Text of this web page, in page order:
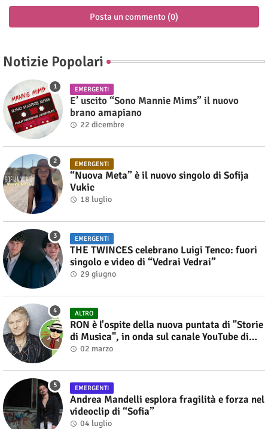
Posta un commento (0)
Notizie Popolari
EMERGENTI
E’ uscito “Sono Mannie Mims” il nuovo
brano amapiano
22 dicembre
EMERGENTI
“Nuova Meta” è il nuovo singolo di Sofija
Vukic
18 luglio
EMERGENTI
THE TWINCES celebrano Luigi Tenco: fuori
singolo e video di “Vedrai Vedrai”
29 giugno
ALTRO
RON è l'ospite della nuova puntata di "Storie
di Musica", in onda sul canale YouTube di
Alberto Salerno
02 marzo
EMERGENTI
Andrea Mandelli esplora fragilità e forza nel
videoclip di “Sofia”
04 luglio